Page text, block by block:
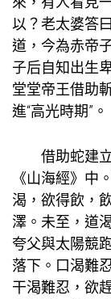
以？老太婆答
道，今為赤帝
子后自知出生
堂堂帝王借助
進“高光時期”。
借助蛇建
《山海經》中
渴，欲得飲，
澤。未至，道
夸父與太陽競
落下。口渴難
干渴難忍，欲